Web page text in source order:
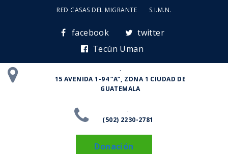
RED CASAS DEL MIGRANTE S.I.M.N.
facebook
twitter
Tecún Uman
.
15 AVENIDA 1-94 “A”, ZONA 1 CIUDAD DE
GUATEMALA
.
(502) 2230-2781
Donación